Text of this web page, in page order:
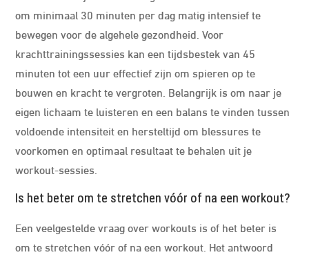
om minimaal 30 minuten per dag matig intensief te
bewegen voor de algehele gezondheid. Voor
krachttrainingssessies kan een tijdsbestek van 45
minuten tot een uur effectief zijn om spieren op te
bouwen en kracht te vergroten. Belangrijk is om naar je
eigen lichaam te luisteren en een balans te vinden tussen
voldoende intensiteit en hersteltijd om blessures te
voorkomen en optimaal resultaat te behalen uit je
workout-sessies.
Is het beter om te stretchen vóór of na een workout?
Een veelgestelde vraag over workouts is of het beter is
om te stretchen vóór of na een workout. Het antwoord